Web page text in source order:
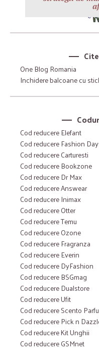
One Blog Romania
Inchidere balcoane cu
Cod reducere Elefant
Cod reducere Fashion
Cod reducere Carturesti
Cod reducere Bookzone
Cod reducere Dr Max
Cod reducere Answear
Cod reducere Inimax
Cod reducere Otter
Cod reducere Temu
Cod reducere Ozone
Cod reducere Fragranza
Cod reducere Everin
Cod reducere DyFashion
Cod reducere BSGmag
Cod reducere Dualstore
Cod reducere Ufit
Cod reducere Scento
Cod reducere Pick n
Cod reducere Kit Unghii
Cod reducere GSMnet